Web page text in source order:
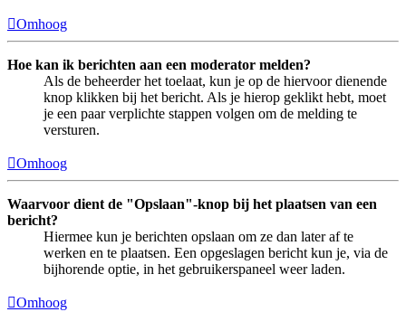
Omhoog
Hoe kan ik berichten aan een moderator melden?
Als de beheerder het toelaat, kun je op de hiervoor dienende
knop klikken bij het bericht. Als je hierop geklikt hebt, moet
je een paar verplichte stappen volgen om de melding te
versturen.
Omhoog
Waarvoor dient de "Opslaan"-knop bij het plaatsen van een
bericht?
Hiermee kun je berichten opslaan om ze dan later af te
werken en te plaatsen. Een opgeslagen bericht kun je, via de
bijhorende optie, in het gebruikerspaneel weer laden.
Omhoog